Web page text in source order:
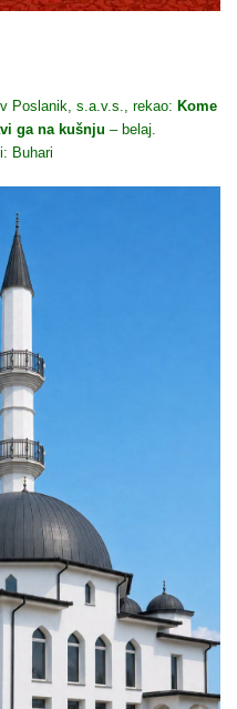
Poslanik, s.a.v.s., rekao: Kome
ga na kušnju – belaj.
Buhari